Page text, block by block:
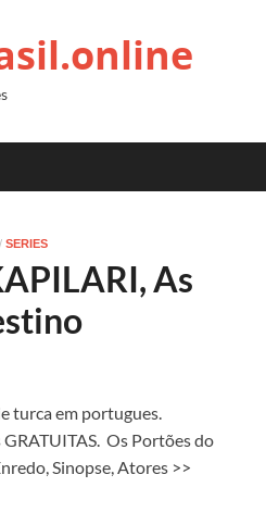
/ SERIES
As
turca em portugues.
Os Portões do
Sinopse, Atores >>